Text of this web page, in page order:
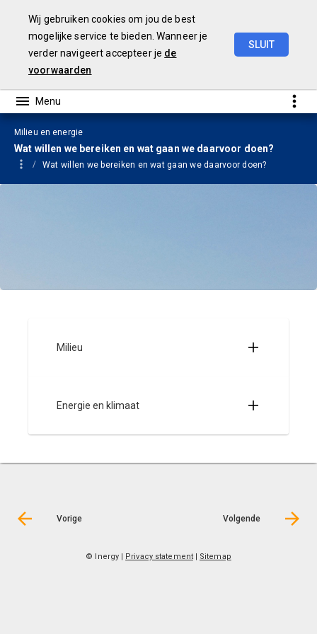
Wij gebruiken cookies om jou de best
mogelijke service te bieden. Wanneer je
verder navigeert accepteer je de
voorwaarden
SLUIT
Milieu en energie
Wat willen we bereiken en wat gaan we daarvoor doen?
Wat willen we bereiken en wat gaan we daarvoor doen?
Milieu
Energie en klimaat
Vorige Volgende
© Inergy | Privacy statement| Sitemap